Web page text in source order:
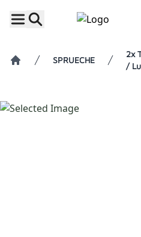
SPRUECHE
2x
/